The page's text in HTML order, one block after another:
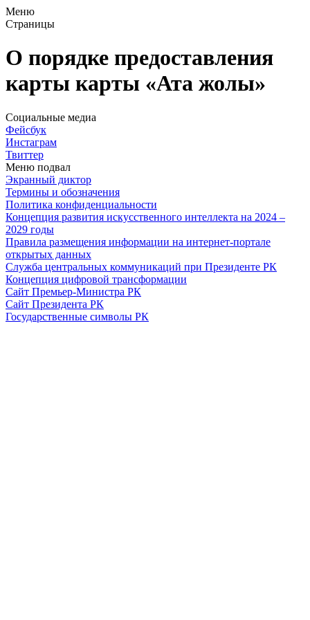
Меню
Страницы
О порядке предоставления
карты карты «Ата жолы»
Социальные медиа
Фейсбук
Инстаграм
Твиттер
Меню подвал
Экранный диктор
Термины и обозначения
Политика конфиденциальности
Концепция развития искусственного интеллекта на 2024 –
2029 годы
Правила размещения информации на интернет-портале
открытых данных
Служба центральных коммуникаций при Президенте РК
Концепция цифровой трансформации
Сайт Премьер-Министра РК
Сайт Президента РК
Государственные символы РК